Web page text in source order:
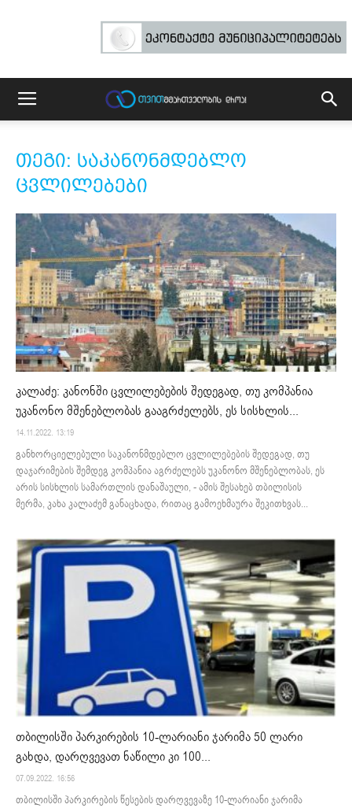
თეგი: საკანონმდებლო
ცვლილებები
კალაძე: კანონში ცვლილებების შედეგად, თუ კომპანია
უკანონო მშენებლობას გააგრძელებს, ეს სისხლის...
14.11.2022. 13:19
განხორციელებული საკანონმდებლო ცვლილებების შედეგად, თუ
დაჯარიმების შემდეგ კომპანია აგრძელებს უკანონო მშენებლობას, ეს
არის სისხლის სამართლის დანაშაული, - ამის შესახებ თბილისის
მერმა, კახა კალაძემ განაცხადა, რითაც გამოეხმაურა შეკითხვას...
თბილისში პარკირების 10-ლარიანი ჯარიმა 50 ლარი
გახდა, დარღვევათ ნაწილი კი 100...
07.09.2022. 16:56
თბილისში პარკირების წესების დარღვევაზე 10-ლარიანი ჯარიმა